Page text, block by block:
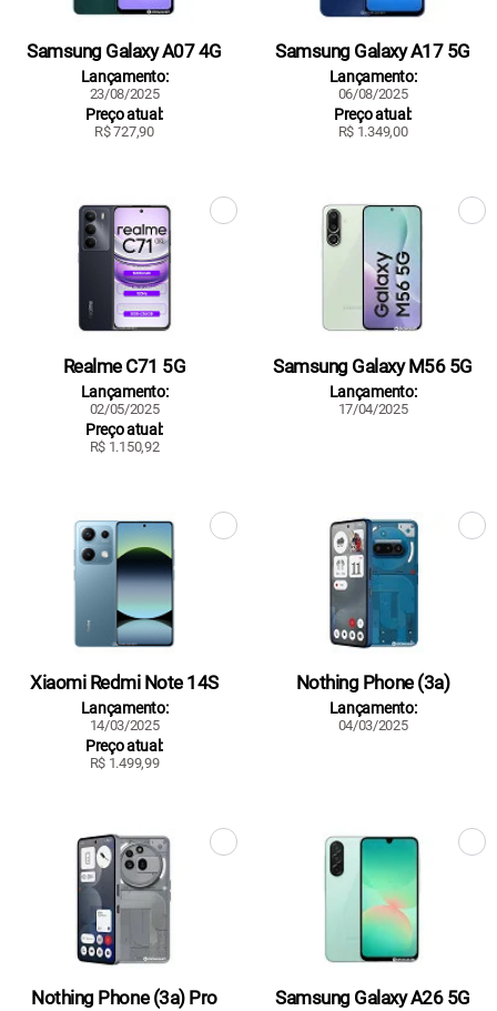
Samsung Galaxy A07 4G
Lançamento:
23/08/2025
Preço atual:
R$ 727,90
Samsung Galaxy A17 5G
Lançamento:
06/08/2025
Preço atual:
R$ 1.349,00
Realme C71 5G
Lançamento:
02/05/2025
Preço atual:
R$ 1.150,92
Samsung Galaxy M56 5G
Lançamento:
17/04/2025
Xiaomi Redmi Note 14S
Lançamento:
14/03/2025
Preço atual:
R$ 1.499,99
Nothing Phone (3a)
Lançamento:
04/03/2025
Nothing Phone (3a) Pro Samsung Galaxy A26 5G